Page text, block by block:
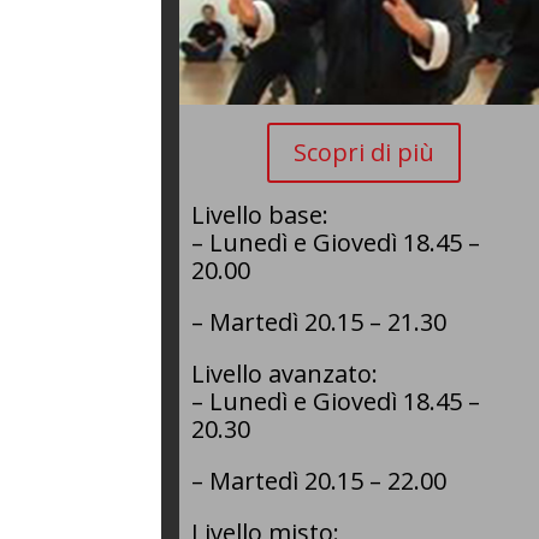
Scopri di più
Livello base:
– Lunedì e Giovedì 18.45 –
20.00
– Martedì 20.15 – 21.30
Livello avanzato:
– Lunedì e Giovedì 18.45 –
20.30
– Martedì 20.15 – 22.00
Livello misto: